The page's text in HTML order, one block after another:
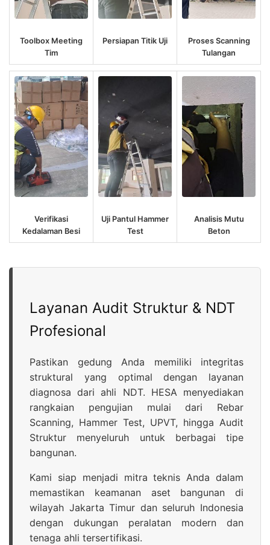
Toolbox Meeting
Tim
Persiapan Titik Uji
Proses Scanning
Tulangan
Verifikasi
Kedalaman Besi
Uji Pantul Hammer
Test
Analisis Mutu
Beton
Layanan Audit Struktur & NDT
Profesional
Pastikan gedung Anda memiliki integritas
struktural yang optimal dengan layanan
diagnosa dari ahli NDT. HESA menyediakan
rangkaian pengujian mulai dari Rebar
Scanning, Hammer Test, UPVT, hingga Audit
Struktur menyeluruh untuk berbagai tipe
bangunan.
Kami siap menjadi mitra teknis Anda dalam
memastikan keamanan aset bangunan di
wilayah Jakarta Timur dan seluruh Indonesia
dengan dukungan peralatan modern dan
tenaga ahli tersertifikasi.